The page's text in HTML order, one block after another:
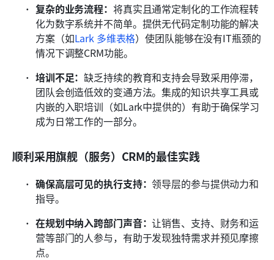
复杂的业务流程： 将真实且通常定制化的工作流程转
化为数字系统并不简单。提供无代码定制功能的解决
方案（如Lark 多维表格）使团队能够在没有IT瓶颈的
情况下调整CRM功能。
培训不足：缺乏持续的教育和支持会导致采用停滞，
团队会创造低效的变通方法。集成的知识共享工具或
内嵌的入职培训（如Lark中提供的）有助于确保学习
成为日常工作的一部分。
顺利采用旗舰（服务）CRM的最佳实践
确保高层可见的执行支持：领导层的参与提供动力和
指导。
在规划中纳入跨部门声音：让销售、支持、财务和运
营等部门的人参与，有助于发现独特需求并预见摩擦
点。